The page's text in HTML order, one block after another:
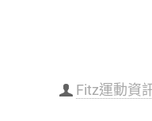
Fitz運動資